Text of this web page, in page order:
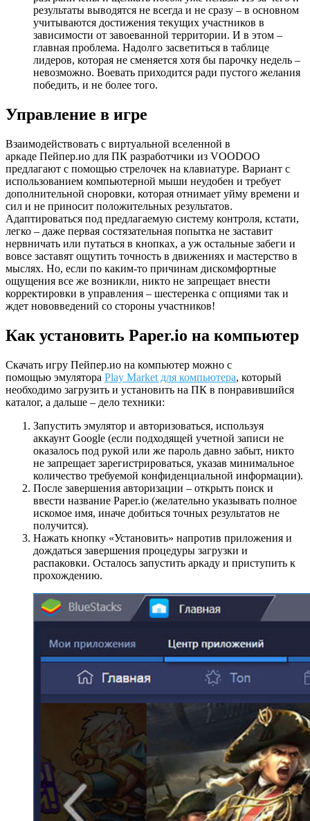
результаты выводятся не всегда и не сразу – в основном
учитываются достижения текущих участников в
зависимости от завоеванной территории. И в этом –
главная проблема. Надолго засветиться в таблице
лидеров, которая не сменяется хотя бы парочку недель –
невозможно. Воевать приходится ради пустого желания
победить, и не более того.
Управление в игре
Взаимодействовать с виртуальной вселенной в
аркаде Пейпер.ио для ПК разработчики из VOODOO
предлагают с помощью стрелочек на клавиатуре. Вариант с
использованием компьютерной мыши неудобен и требует
дополнительной сноровки, которая отнимает уйму времени и
сил и не приносит положительных результатов.
Адаптироваться под предлагаемую систему контроля, кстати,
легко – даже первая состязательная попытка не заставит
нервничать или путаться в кнопках, а уж остальные забеги и
вовсе заставят ощутить точность в движениях и мастерство в
мыслях. Но, если по каким-то причинам дискомфортные
ощущения все же возникли, никто не запрещает внести
корректировки в управления – шестеренка с опциями так и
ждет нововведений со стороны участников!
Как установить Paper.io на компьютер
Скачать игру Пейпер.ио на компьютер можно с
помощью эмулятора Play Market для компьютера, который
необходимо загрузить и установить на ПК в понравившийся
каталог, а дальше – дело техники:
Запустить эмулятор и авторизоваться, используя
аккаунт Google (если подходящей учетной записи не
оказалось под рукой или же пароль давно забыт, никто
не запрещает зарегистрироваться, указав минимальное
количество требуемой конфиденциальной информации).
После завершения авторизации – открыть поиск и
ввести название Paper.io (желательно указывать полное
искомое имя, иначе добиться точных результатов не
получится).
Нажать кнопку «Установить» напротив приложения и
дождаться завершения процедуры загрузки и
распаковки. Осталось запустить аркаду и приступить к
прохождению.